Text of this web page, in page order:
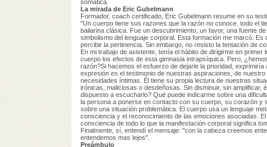
somática.
La mirada de Eric Gubelmann
Formador, coach certificado, Eric Gubelmann resume en su
"Un cuerpo tiene sus razones que la razón no conoce. todo el
bailarina clásica. Fue un descubrimiento, un favor, una fuente
simbolismo del lenguaje corporal. Esta formación me marcó.
percibir la pertinencia. Sin embargo, no resisto la tentación de
En mi trabajo de asistente, tenía el hábito de dirigirme en
cuerpo los efectos de esta gimnasia intrapsíquica. Pero,
razón?Si hacemos el esfuerzo de dejarle la prioridad,
expresión es el testimonio de nuestras aspiraciones, de
necesidades íntimas. Él tiene su propia lectura de nuestras
irónicas, maliciosas o desdeñosas. Sin disminuir, sin
dispuesto a escucharlo? Qué puede indicarme sobre una
la persona a ponerse en contacto con su cuerpo, su corazón y
sobre una situación problemática. El cuerpo usa un lenguaje
consciencia y el reconocimiento de las emociones asociadas.
consciencia de todo lo que la manifestación corporal significa
Finalmente, sí, entendí el mensaje: "con la cabeza creemos
entendemos mas lejos".
Preámbulo